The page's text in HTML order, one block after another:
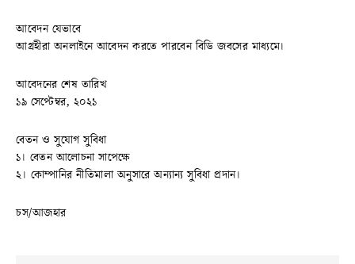
আবেদন যেভাবে
আগ্রহীরা অনলাইনে আবেদন করতে পারবেন বিডি জবসের মাধ্যমে।
আবেদনের শেষ তারিখ
১৯ সেপ্টেম্বর, ২০২১
বেতন ও সুযোগ সুবিধা
১। বেতন আলোচনা সাপেক্ষে
২। কোম্পানির নীতিমালা অনুসারে অন্যান্য সুবিধা প্রদান।
চস/আজহার